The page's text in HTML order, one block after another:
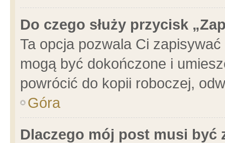
Do czego służy przycisk
Ta opcja pozwala Ci
mogą być dokończone i
powrócić do kopii roboczej,
Góra
Dlaczego mój post musi być